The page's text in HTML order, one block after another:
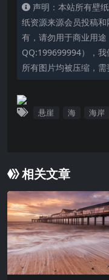
声明：本站所有壁
纸资源来源会员投稿
有，请勿用于商业用
QQ:199699994），
所有图片均被压缩，需
悬崖 海 海岸
相关文章